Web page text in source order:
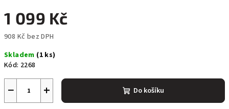
1 099 Kč
908 Kč bez DPH
cena:
Skladem (1 ks)
Kód: 2268
+
− Do košíku